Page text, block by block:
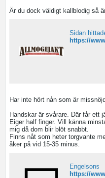
Är du dock väldigt kallblodig så
Sidan
Har inte hört nån som är
Handskar är svårare. Där får ett
Eiger half finger. Vill känna
mig då dom blir blöt snabbt.
Finns nåt som heter torgvante
åker på vid 15-35 minus.
Engelsons